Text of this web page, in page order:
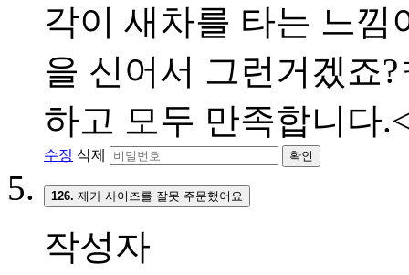
각이 새차를 타는 느낌
을 신어서 그런거겠죠
하고 모두 만족합니다
수정 삭제 확인
126. 제가 사이즈를 잘못 주문했어요
작성자